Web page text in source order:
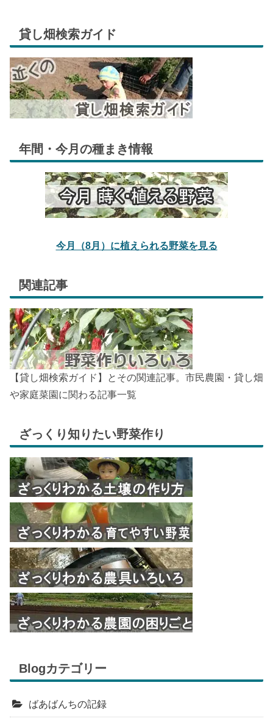
貸し畑検索ガイド
年間・今月の種まき情報
今月（8月）に植えられる野菜を見る
関連記事
【貸し畑検索ガイド】とその関連記事。市民農園・貸し畑
や家庭菜園に関わる記事一覧
ざっくり知りたい野菜作り
Blogカテゴリー
ばあばんちの記録